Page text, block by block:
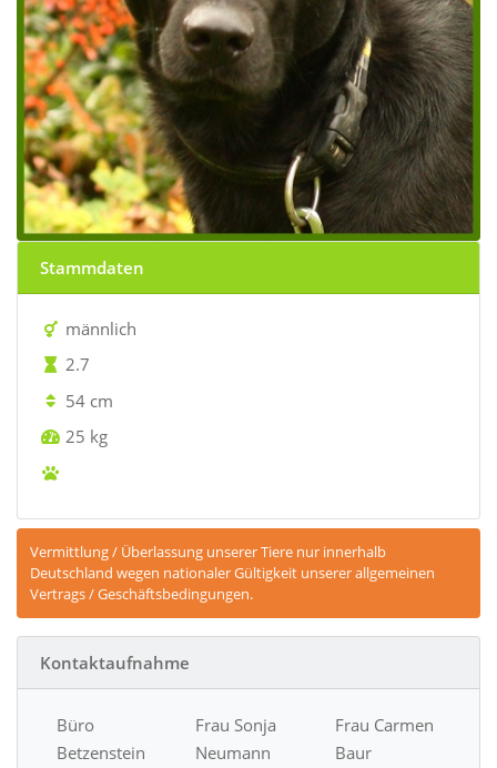
Stammdaten
männlich
2.7
54 cm
25 kg
Vermittlung / Überlassung unserer Tiere nur innerhalb
Deutschland wegen nationaler Gültigkeit unserer allgemeinen
Vertrags / Geschäftsbedingungen.
Kontaktaufnahme
Büro
Betzenstein
Frau Sonja
Neumann
Frau Carmen
Baur